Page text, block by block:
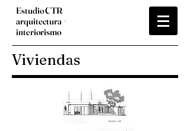
Estudio CTR
arquitectura +
interiorismo
Viviendas